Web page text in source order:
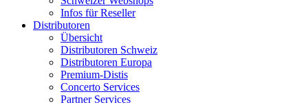
Infos für Reseller
Distributoren
Übersicht
Distributoren Schweiz
Distributoren Europa
Premium-Distis
Concerto Services
Partner Services